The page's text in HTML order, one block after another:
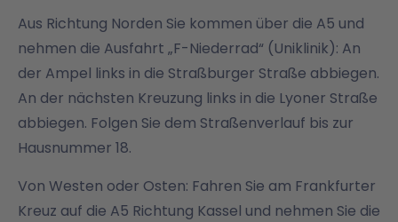
Aus Richtung Norden Sie kommen über die A5 und
nehmen die Ausfahrt „F-Niederrad“ (Uniklinik): An
der Ampel links in die Straßburger Straße abbiegen.
An der nächsten Kreuzung links in die Lyoner Straße
abbiegen. Folgen Sie dem Straßenverlauf bis zur
Hausnummer 18.
Von Westen oder Osten: Fahren Sie am Frankfurter
Kreuz auf die A5 Richtung Kassel und nehmen Sie die